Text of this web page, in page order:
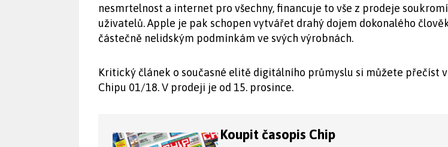
nesmrtelnost a internet pro všechny, financuje to vše z prodeje
uživatelů. Apple je pak schopen vytvářet drahý dojem dokonalého
částečně nelidským podmínkám ve svých výrobnách.
Kritický článek o současné elitě digitálního průmyslu si můžete přečíst
Chipu 01/18. V prodeji je od 15. prosince.
Koupit časopis Chip